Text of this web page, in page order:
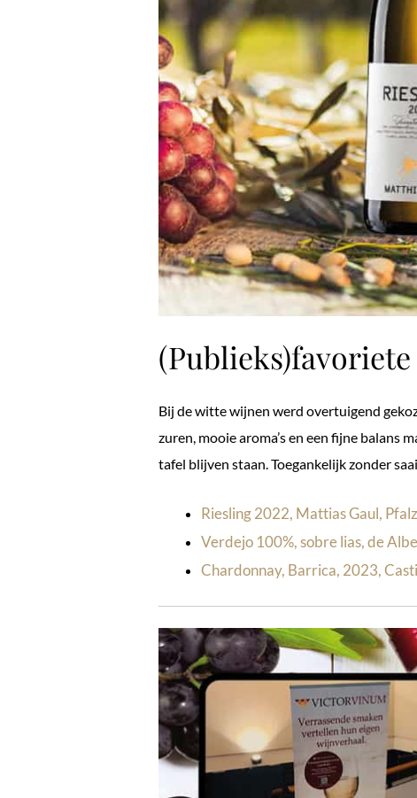
Bij de witte wijnen werd overtuigend
zuren, mooie aroma’s en een fijne balans
tafel blijven staan. Toegankelijk zonder
Riesling 2022, Mattias Gaul,
Verdejo 100%, sobre lias, de
Chardonnay, Barrica, 2023,